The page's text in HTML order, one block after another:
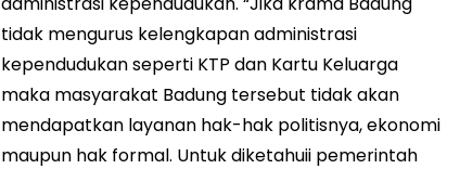
tidak mengurus kelengkapan administrasi
kependudukan seperti KTP dan Kartu Keluarga
maka masyarakat Badung tersebut tidak akan
mendapatkan layanan hak-hak politisnya, ekonomi
maupun hak formal. Untuk diketahuii pemerintah